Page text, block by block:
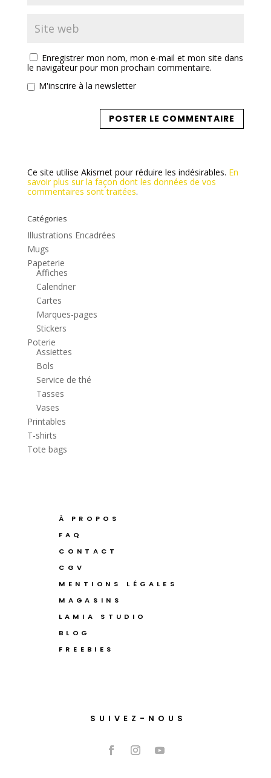
Enregistrer mon nom, mon e-mail et mon site dans
le navigateur pour mon prochain commentaire.
M'inscrire à la newsletter
Ce site utilise Akismet pour réduire les indésirables. En
savoir plus sur la façon dont les données de vos
commentaires sont traitées.
Catégories
Illustrations Encadrées
Mugs
Papeterie
Affiches
Calendrier
Cartes
Marques-pages
Stickers
Poterie
Assiettes
Bols
Service de thé
Tasses
Vases
Printables
T-shirts
Tote bags
À PROPOS
FAQ
CONTACT
CGV
MENTIONS LÉGALES
MAGASINS
LAMIA STUDIO
BLOG
FREEBIES
SUIVEZ-NOUS